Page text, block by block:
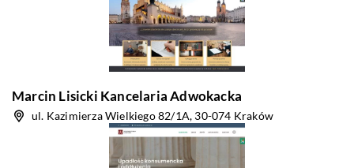
Marcin Lisicki Kancelaria Adwokacka
ul. Kazimierza Wielkiego 82/1A, 30-074 Kraków